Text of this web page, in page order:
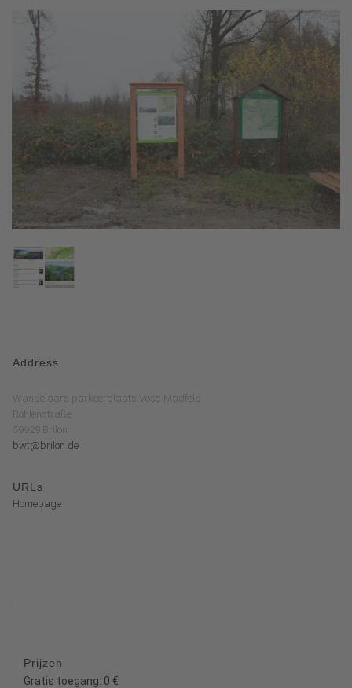
Address
Wandelaars parkeerplaats Voss Madfeld
Röhlenstraße
59929 Brilon
bwt@brilon.de
URLs
Homepage
Prijzen
Gratis toegang: 0 €